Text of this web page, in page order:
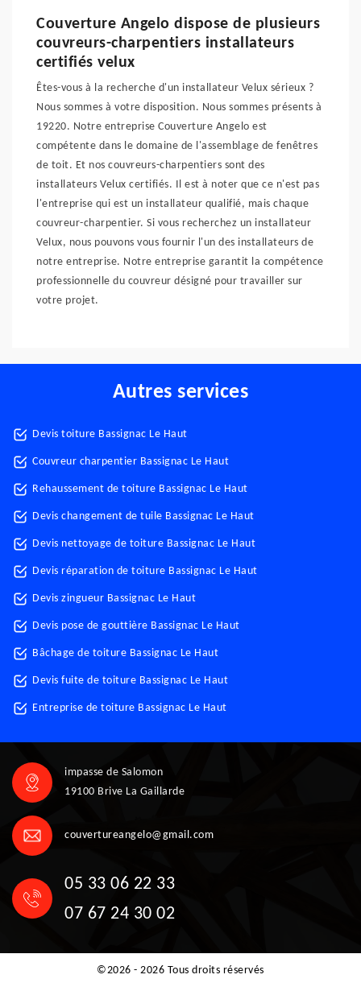
Couverture Angelo dispose de plusieurs
couvreurs-charpentiers installateurs
certifiés velux
Êtes-vous à la recherche d'un installateur Velux sérieux ?
Nous sommes à votre disposition. Nous sommes présents à
19220. Notre entreprise Couverture Angelo est
compétente dans le domaine de l'assemblage de fenêtres
de toit. Et nos couvreurs-charpentiers sont des
installateurs Velux certifiés. Il est à noter que ce n'est pas
l'entreprise qui est un installateur qualifié, mais chaque
couvreur-charpentier. Si vous recherchez un installateur
Velux, nous pouvons vous fournir l'un des installateurs de
notre entreprise. Notre entreprise garantit la compétence
professionnelle du couvreur désigné pour travailler sur
votre projet.
Autres services
Devis toiture Bassignac Le Haut
Couvreur charpentier Bassignac Le Haut
Rehaussement de toiture Bassignac Le Haut
Devis changement de tuile Bassignac Le Haut
Devis nettoyage de toiture Bassignac Le Haut
Devis réparation de toiture Bassignac Le Haut
Devis zingueur Bassignac Le Haut
Devis pose de gouttière Bassignac Le Haut
Bâchage de toiture Bassignac Le Haut
Devis fuite de toiture Bassignac Le Haut
Entreprise de toiture Bassignac Le Haut
impasse de Salomon
19100 Brive La Gaillarde
couvertureangelo@gmail.com
05 33 06 22 33
07 67 24 30 02
©2026 - 2026 Tous droits réservés